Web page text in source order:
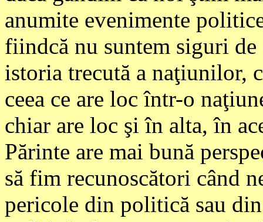
anumite evenimente
fiindcă nu suntem siguri de
istoria trecută a naţiunilor,
ceea ce are loc într-o
chiar are loc şi în alta, în
Părinte are mai bună
să fim recunoscători când
pericole din politică sau